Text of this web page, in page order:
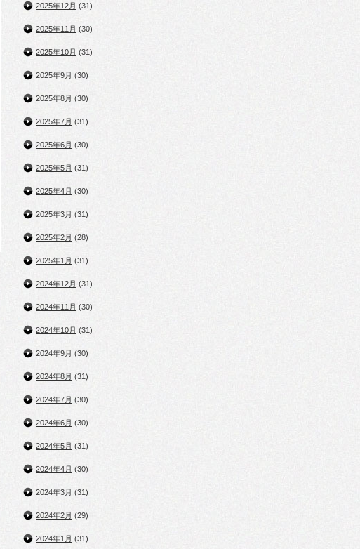
2025年12月 (31)
2025年11月 (30)
2025年10月 (31)
2025年9月 (30)
2025年8月 (30)
2025年7月 (31)
2025年6月 (30)
2025年5月 (31)
2025年4月 (30)
2025年3月 (31)
2025年2月 (28)
2025年1月 (31)
2024年12月 (31)
2024年11月 (30)
2024年10月 (31)
2024年9月 (30)
2024年8月 (31)
2024年7月 (30)
2024年6月 (30)
2024年5月 (31)
2024年4月 (30)
2024年3月 (31)
2024年2月 (29)
2024年1月 (31)